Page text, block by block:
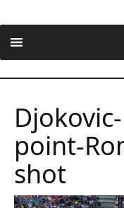
content
point-
shot